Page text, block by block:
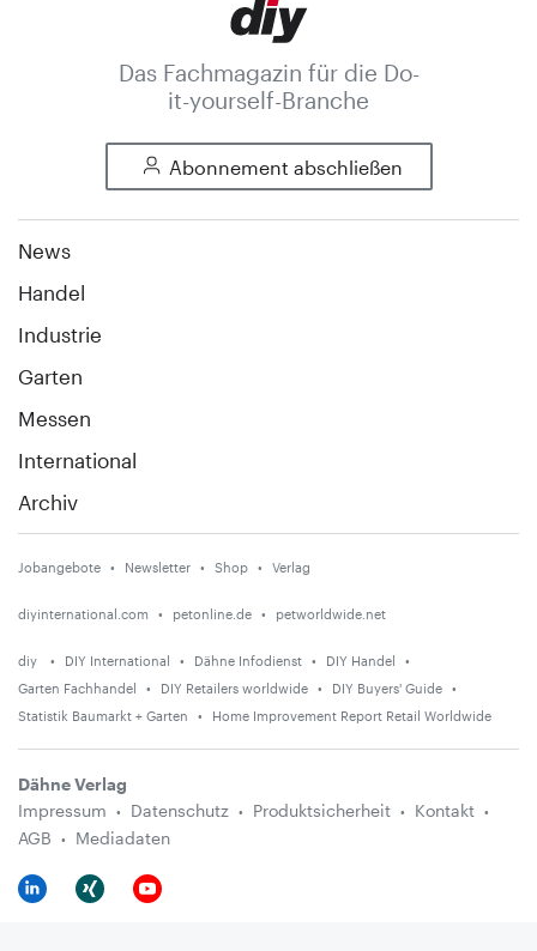
Das Fachmagazin für die Do-
it-yourself-Branche
Abonnement abschließen
News
Handel
Industrie
Garten
Messen
International
Archiv
Jobangebote Newsletter Shop Verlag
diyinternational.com petonline.de petworldwide.net
diy DIY International Dähne Infodienst
DIY Handel
Garten Fachhandel
DIY Retailers worldwide
DIY Buyers' Guide
Statistik Baumarkt + Garten
Home Improvement Report Retail Worldwide
Dähne Verlag
Impressum
Datenschutz Produktsicherheit
Kontakt
AGB
Mediadaten